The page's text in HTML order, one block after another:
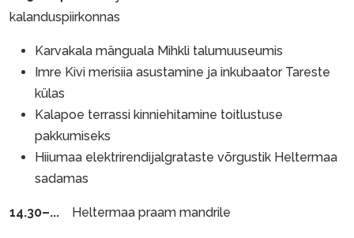
kalanduspiirkonnas
Karvakala mänguala Mihkli talumuuseumis
Imre Kivi merisiia asustamine ja inkubaator Tareste
külas
Kalapoe terrassi kinniehitamine toitlustuse
pakkumiseks
Hiiumaa elektrirendijalgrataste võrgustik Heltermaa
sadamas
14.30–... Heltermaa praam mandrile